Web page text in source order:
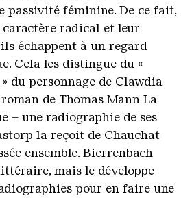
passivité féminine. De ce fait,
radical et leur
échappent à un regard
Cela les distingue du «
du personnage de Clawdia
de Thomas Mann La
– une radiographie de ses
la reçoit de Chauchat
ensemble. Bierrenbach
mais le développe
pour en faire une